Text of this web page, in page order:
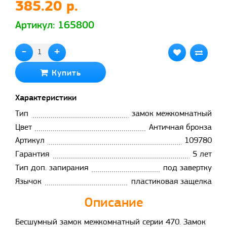
385.20 р.
Артикул: 165800
- +
Купить
Характеристики
Тип
замок межкомнатный
Цвет
Античная бронза
Артикул
109780
Гарантия
5 лет
Тип доп. запирания
под завертку
Язычок
пластиковая защелка
Описание
Бесшумный замок межкомнатный серии 470. Замок